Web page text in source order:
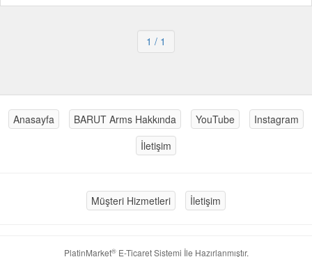
1 / 1
Anasayfa BARUT Arms Hakkında YouTube
Instagram
İletişim
Müşteri Hizmetleri İletişim
PlatinMarket®E-Ticaret Sistemi İle Hazırlanmıştır.